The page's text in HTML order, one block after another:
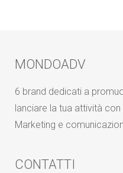
MONDOADV
6 brand dedicati a
lanciare la tua attività
Marketing e
CONTATTI